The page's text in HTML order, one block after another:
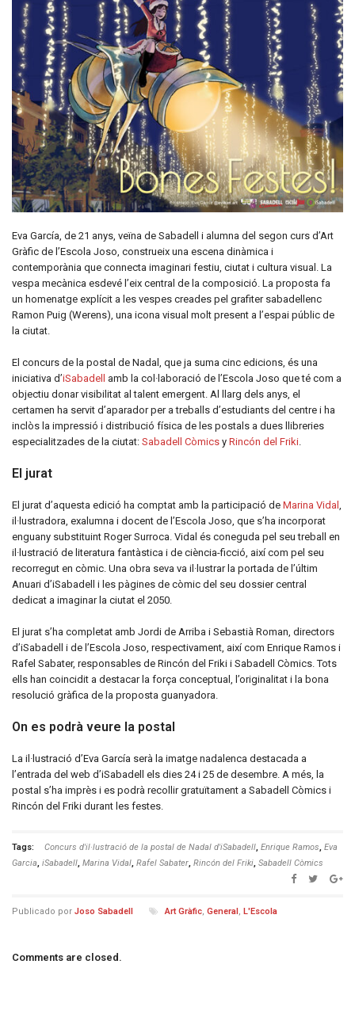
Eva García, de 21 anys, veïna de Sabadell i alumna del segon curs d’Art
Gràfic de l’Escola Joso, construeix una escena dinàmica i
contemporània que connecta imaginari festiu, ciutat i cultura visual. La
vespa mecànica esdevé l’eix central de la composició. La proposta fa
un homenatge explícit a les vespes creades pel grafiter sabadellenc
Ramon Puig (Werens), una icona visual molt present a l’espai públic de
la ciutat.
El concurs de la postal de Nadal, que ja suma cinc edicions, és una
iniciativa d’iSabadell
amb la col·laboració de l’Escola Joso que té com a
objectiu donar visibilitat al talent emergent. Al llarg dels anys, el
certamen ha servit d’aparador per a treballs d’estudiants del centre i ha
inclòs la impressió i distribució física de les postals a dues llibreries
especialitzades de la ciutat: Sabadell Còmics y Rincón del Friki.
El jurat
El jurat d’aquesta edició ha comptat amb la participació de Marina Vidal ,
il·lustradora, exalumna i docent de l’Escola Joso, que s’ha incorporat
enguany substituint Roger Surroca. Vidal és coneguda pel seu treball en
il·lustració de literatura fantàstica i de ciència-ficció, així com pel seu
recorregut en còmic. Una obra seva va il·lustrar la portada de l’últim
Anuari d’iSabadell i les pàgines de còmic del seu dossier central
dedicat a imaginar la ciutat el 2050.
El jurat s’ha completat amb Jordi de Arriba i Sebastià Roman, directors
d’iSabadell i de l’Escola Joso, respectivament, així com Enrique Ramos i
Rafel Sabater, responsables de Rincón del Friki i Sabadell Còmics. Tots
ells han coincidit a destacar la força conceptual, l’originalitat i la bona
resolució gràfica de la proposta guanyadora.
On es podrà veure la postal
La il·lustració d’Eva García serà la imatge nadalenca destacada a
l’entrada del web d’iSabadell els dies 24 i 25 de desembre. A més, la
postal s’ha imprès i es podrà recollir gratuïtament a Sabadell Còmics i
Rincón del Friki durant les festes.
Tags: Concurs d'il·lustració de la postal de Nadal d'iSabadell, Enrique Ramos, Eva
Garcia, iSabadell, Marina Vidal, Rafel Sabater, Rincón del Friki, Sabadell Còmics
Publicado por Joso Sabadell Art Gràfic, General , L'Escola
Comments are closed.